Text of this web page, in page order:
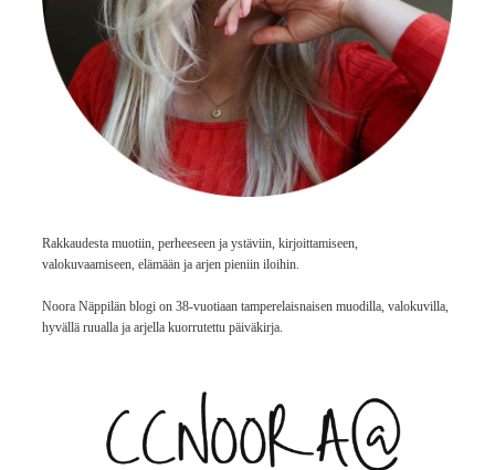
Rakkaudesta muotiin, perheeseen ja ystäviin, kirjoittamiseen,
valokuvaamiseen, elämään ja arjen pieniin iloihin.
Noora Näppilän blogi on 38-vuotiaan tamperelaisnaisen muodilla, valokuvilla,
hyvällä ruualla ja arjella kuorrutettu päiväkirja.